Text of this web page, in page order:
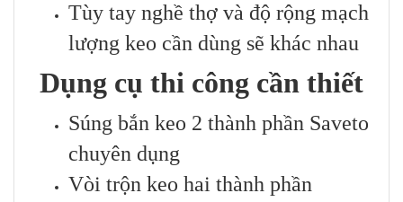
Tùy tay nghề thợ và độ rộng mạch
lượng keo cần dùng sẽ khác nhau
Dụng cụ thi công cần thiết
Súng bắn keo 2 thành phần Saveto
chuyên dụng
Vòi trộn keo hai thành phần